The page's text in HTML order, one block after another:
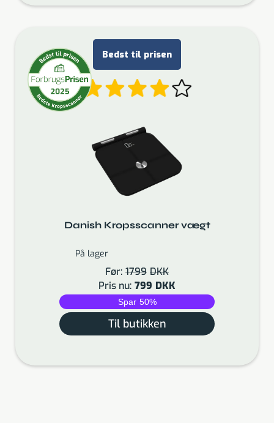
Bedst til prisen
Danish Kropsscanner vægt
På lager
Før: 1799 DKK
Pris nu: 799 DKK
Spar 50%
Til butikken